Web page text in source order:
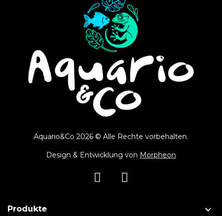
Aquario&Co 2026 © Alle Rechte vorbehalten.
Design & Entwicklung von Morpheon
Produkte 